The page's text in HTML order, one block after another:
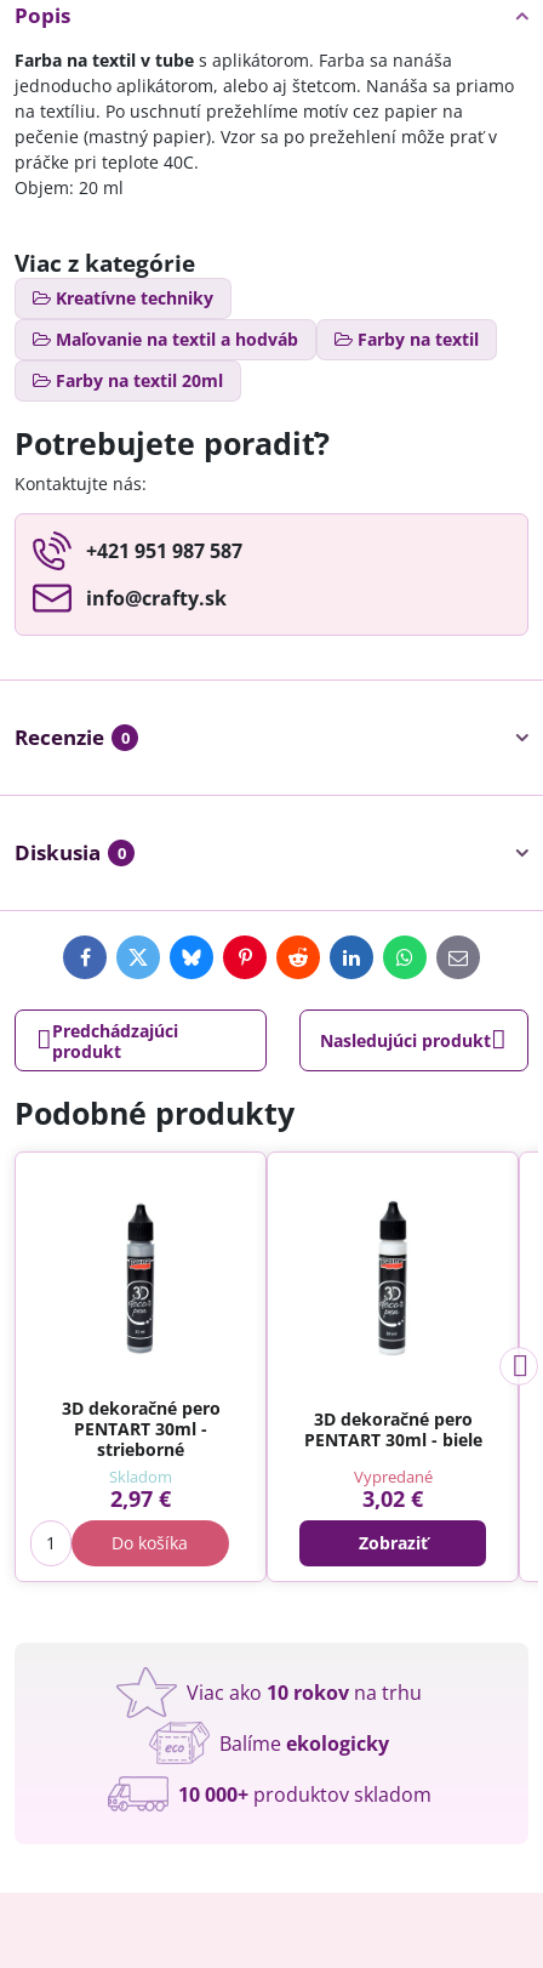
Popis
Farba na textil v tube s aplikátorom. Farba sa nanáša
jednoducho aplikátorom, alebo aj štetcom. Nanáša sa priamo
na textíliu. Po uschnutí prežehlíme motív cez papier na
pečenie (mastný papier). Vzor sa po prežehlení môže prať v
práčke pri teplote 40C.
Objem: 20 ml
Viac z kategórie
Kreatívne techniky
Maľovanie na textil a hodváb
Farby na textil
Farby na textil 20ml
Potrebujete poradiť?
Kontaktujte nás:
+421 951 987 587
info​@crafty​.sk
Recenzie 0
Diskusia 0
FacebookTwitterBlueskyPinterestRedditLinkedInWhatsApp
E-
mail
Predchádzajúci
produkt
Nasledujúci produkt
Podobné produkty
3D dekoračné pero
PENTART 30ml -
strieborné
Skladom
2,97 €
Do košíka
3D dekoračné pero
PENTART 30ml - biele
Vypredané
3,02 €
Zobraziť
Viac ako 10 rokov na trhu
Balímeekologicky
10 000+produktov skladom